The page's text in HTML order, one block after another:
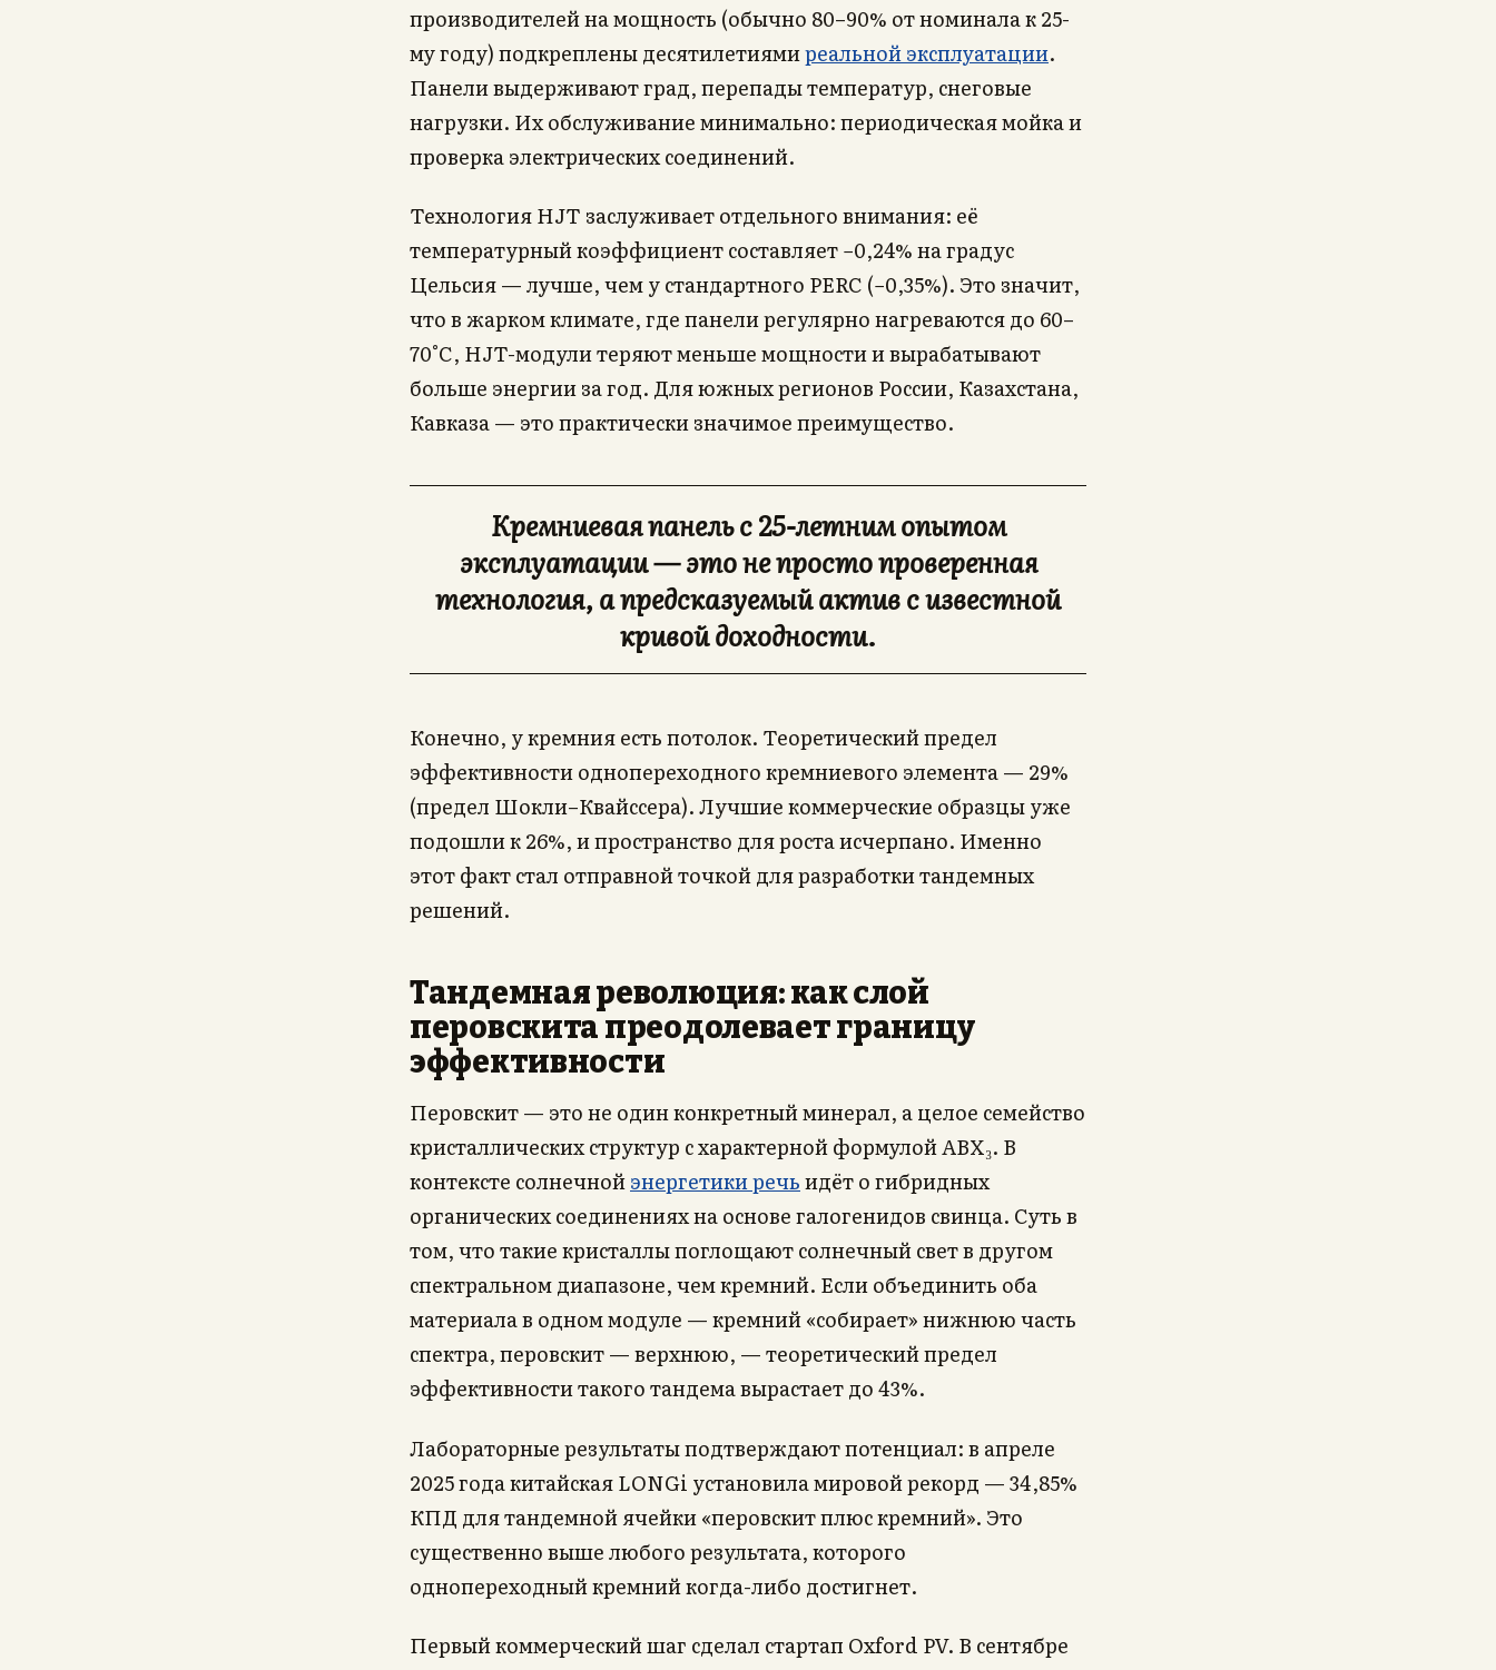
производителей на мощность (обычно 80–90% от номинала к 25-
му году) подкреплены десятилетиямиреальной эксплуатации.
Панели выдерживают град, перепады температур, снеговые
нагрузки. Их обслуживание минимально: периодическая мойка и
проверка электрических соединений.
Технология HJT заслуживает отдельного внимания: её
температурный коэффициент составляет −0,24% на градус
Цельсия — лучше, чем у стандартного PERC (−0,35%). Это значит,
что в жарком климате, где панели регулярно нагреваются до 60–
70°C, HJT-модули теряют меньше мощности и вырабатывают
больше энергии за год. Для южных регионов России, Казахстана,
Кавказа — это практически значимое преимущество.
Кремниевая панель с 25-летним опытом
эксплуатации — это не просто проверенная
технология, а предсказуемый актив с известной
кривой доходности.
Конечно, у кремния есть потолок. Теоретический предел
эффективности однопереходного кремниевого элемента — 29%
(предел Шокли–Квайссера). Лучшие коммерческие образцы уже
подошли к 26%, и пространство для роста исчерпано. Именно
этот факт стал отправной точкой для разработки тандемных
решений.
Тандемная революция: как слой
перовскита преодолевает границу
эффективности
Перовскит — это не один конкретный минерал, а целое семейство
кристаллических структур с характерной формулой ABX₃. В
контексте солнечнойэнергетики речьидёт о гибридных
органических соединениях на основе галогенидов свинца. Суть в
том, что такие кристаллы поглощают солнечный свет в другом
спектральном диапазоне, чем кремний. Если объединить оба
материала в одном модуле — кремний «собирает» нижнюю часть
спектра, перовскит — верхнюю, — теоретический предел
эффективности такого тандема вырастает до 43%.
Лабораторные результаты подтверждают потенциал: в апреле
2025 года китайская LONGi установила мировой рекорд — 34,85%
КПД для тандемной ячейки «перовскит плюс кремний». Это
существенно выше любого результата, которого
однопереходный кремний когда-либо достигнет.
Первый коммерческий шаг сделал стартап Oxford PV. В сентябре